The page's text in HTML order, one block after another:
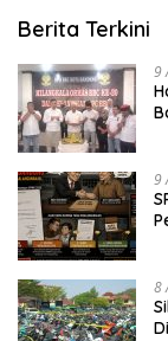
Berita Terkini
9
9
8